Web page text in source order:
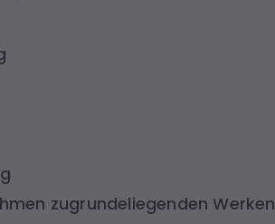
zugrundeliegenden Werken